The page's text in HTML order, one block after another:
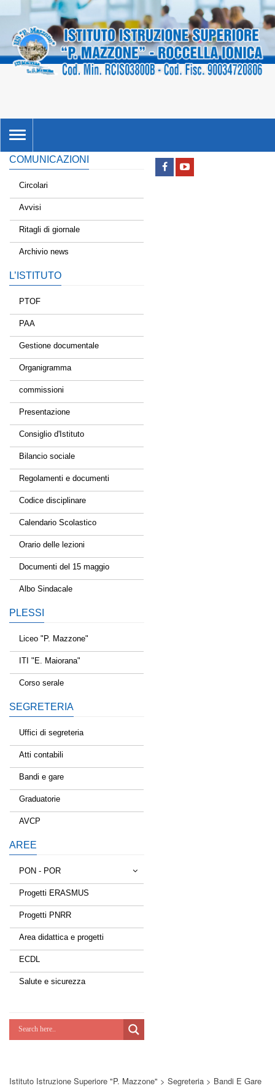
TOGGLE
NAVIGATION
COMUNICAZIONI
Circolari
Avvisi
Ritagli di giornale
Archivio news
L’ISTITUTO
PTOF
PAA
Gestione documentale
Organigramma
commissioni
Presentazione
Consiglio d'Istituto
Bilancio sociale
Regolamenti e documenti
Codice disciplinare
Calendario Scolastico
Orario delle lezioni
Documenti del 15 maggio
Albo Sindacale
PLESSI
Liceo "P. Mazzone"
ITI "E. Maiorana"
Corso serale
SEGRETERIA
Uffici di segreteria
Atti contabili
Bandi e gare
Graduatorie
AVCP
AREE
PON - POR
Tessere la rete
Estate a scuola
Scuola d'estate
Lab Green
Potenziamoci
Progetti ERASMUS
Progetti PNRR
Area didattica e progetti
ECDL
Salute e sicurezza
Istituto Istruzione Superiore "P. Mazzone" > Segreteria > Bandi E Gare